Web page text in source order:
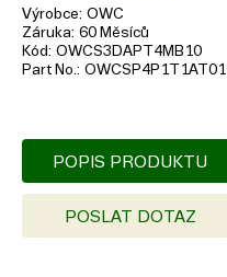
Výrobce OWC
Záruka 60 Měsíců
Kód OWCS3DAPT4MB10
Part No. OWCSP4P1T1AT01
POPIS PRODUKTU
POSLAT DOTAZ